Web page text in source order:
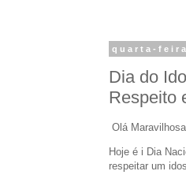
quarta-
Dia do
Respeito
Olá
Hoje é i Dia
respeitar um